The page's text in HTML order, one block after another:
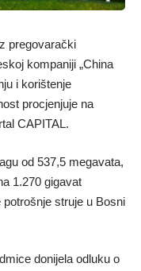
pregovarački
kompaniji „China
i korištenje
procjenjuje na
CAPITAL.
od 537,5 megavata,
1.270 gigavat
struje u Bosni
donijela odluku o